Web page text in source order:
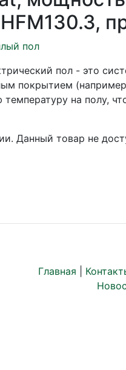
пол
пол - это
покрытием
на полу,
Данный товар не
Главная